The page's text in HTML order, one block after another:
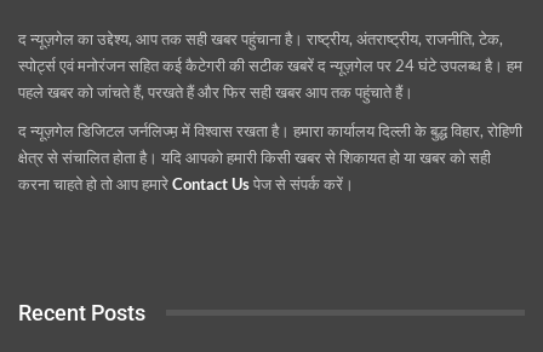
द न्यूज़गेल का उद्देश्य, आप तक सही खबर पहुंचाना है। राष्ट्रीय, अंतराष्ट्रीय, राजनीति, टेक,
स्पोर्ट्स एवं मनोरंजन सहित कई कैटेगरी की सटीक खबरें द न्यूज़गेल पर 24 घंटे उपलब्ध है। हम
पहले खबर को जांचते हैं, परखते हैं और फिर सही खबर आप तक पहुंचाते हैं।
द न्यूज़गेल डिजिटल जर्नलिज्म़ में विश्वास रखता है। हमारा कार्यालय दिल्ली के बुद्ध विहार, रोहिणी
क्षेत्र से संचालित होता है। यदि आपको हमारी किसी खबर से शिकायत हो या खबर को सही
करना चाहते हो तो आप हमारेContact Usपेज से संपर्क करें।
Recent Posts